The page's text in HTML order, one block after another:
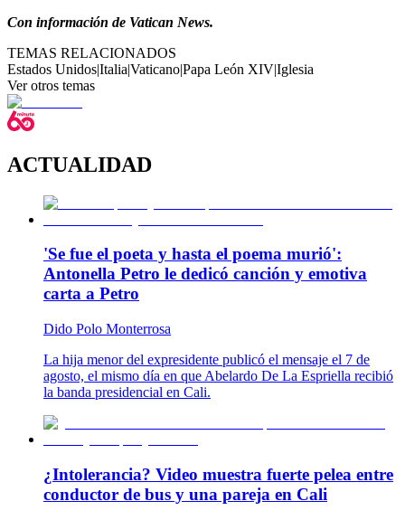
Con información de Vatican News.
TEMAS RELACIONADOS
Estados Unidos|Italia|Vaticano|Papa León XIV|Iglesia
Ver otros temas
ACTUALIDAD
'Se fue el poeta y hasta el poema murió':
Antonella Petro le dedicó canción y emotiva
carta a Petro
Dido Polo Monterrosa
La hija menor del expresidente publicó el mensaje el 7 de
agosto, el mismo día en que Abelardo De La Espriella recibió
la banda presidencial en Cali.
¿Intolerancia? Video muestra fuerte pelea entre
conductor de bus y una pareja en Cali